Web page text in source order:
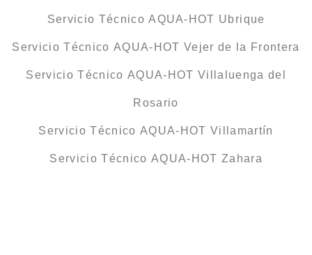
Servicio Técnico AQUA-HOT Ubrique
Servicio Técnico AQUA-HOT Vejer de la Frontera
Servicio Técnico AQUA-HOT Villaluenga del
Rosario
Servicio Técnico AQUA-HOT Villamartín
Servicio Técnico AQUA-HOT Zahara